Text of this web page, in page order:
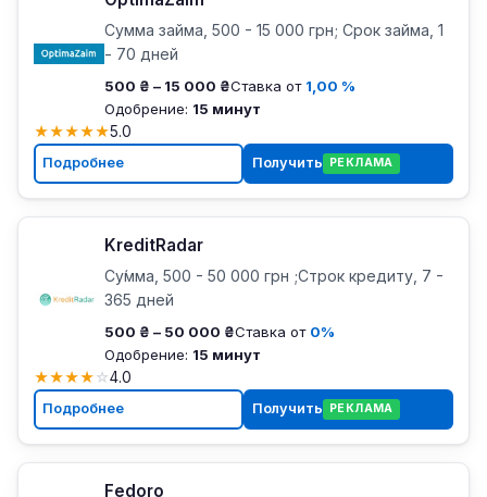
Сумма займа, 500 - 15 000 грн; Срок займа, 1
- 70 дней
500 ₴ – 15 000 ₴Ставка от 1,00 %
Одобрение: 15 минут
★★★★★5.0
Подробнее Получить РЕКЛАМА
KreditRadar
Су́мма, 500 - 50 000 грн ;Строк кредиту, 7 -
365 дней
500 ₴ – 50 000 ₴Ставка от 0%
Одобрение: 15 минут
★★★★☆4.0
Подробнее Получить РЕКЛАМА
Fedoro